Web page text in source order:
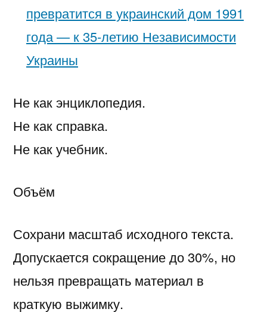
превратится в украинский дом 1991
года — к 35-летию Независимости
Украины
Не как энциклопедия.
Не как справка.
Не как учебник.
Объём
Сохрани масштаб исходного текста.
Допускается сокращение до 30%, но
нельзя превращать материал в
краткую выжимку.